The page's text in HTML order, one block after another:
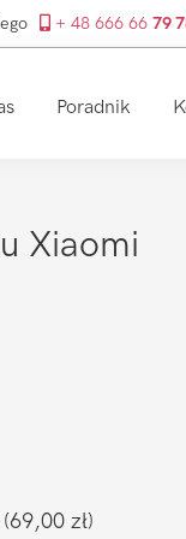
+ 48 666 66 79
Poradnik
Xiaomi
(69,00 zł)